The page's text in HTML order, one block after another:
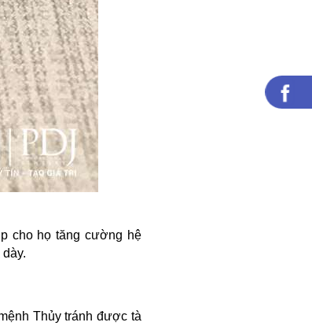
cho họ tăng cường hệ
Thủy tránh được tà